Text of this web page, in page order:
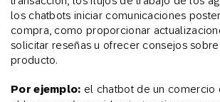
los chatbots iniciar comunicaciones
compra, como proporcionar
solicitar reseñas u ofrecer consejos
producto.
Por ejemplo: el chatbot de un comercio